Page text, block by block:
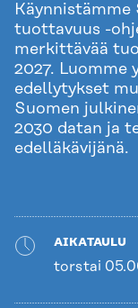
tuottavuus -
merkittävää
2027. Luomme
edellytykset
Suomen
2030 datan ja
edelläkävijänä.
AIKATAULU
torstai